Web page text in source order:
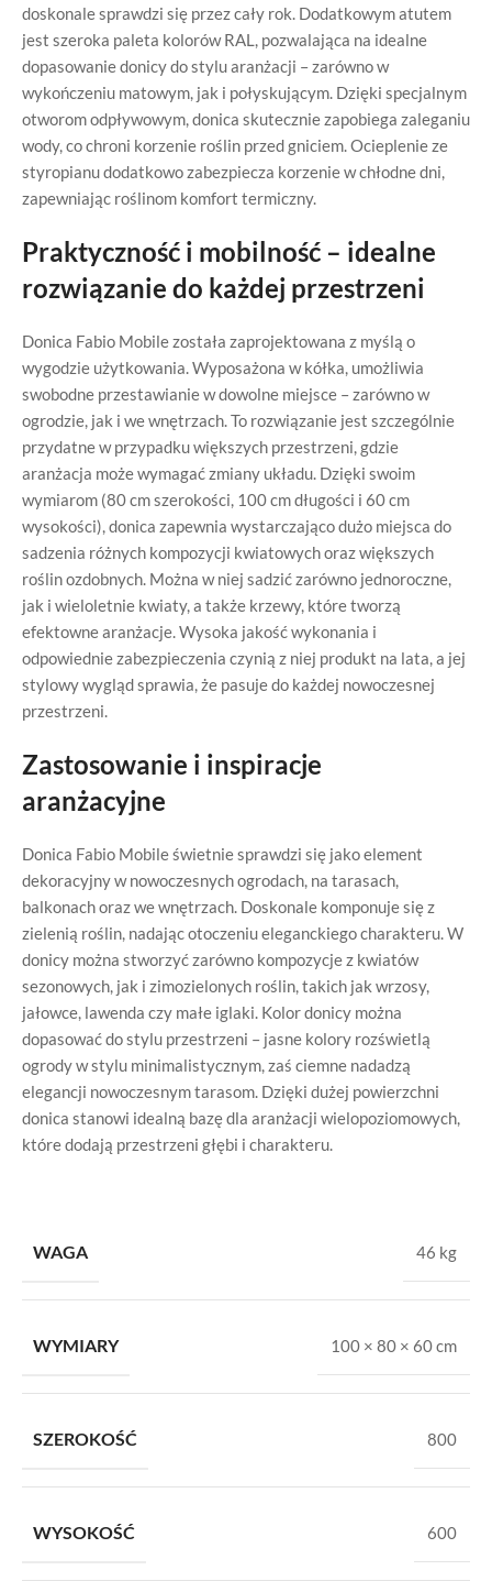
doskonale sprawdzi się przez cały rok. Dodatkowym atutem
jest szeroka paleta kolorów RAL, pozwalająca na idealne
dopasowanie donicy do stylu aranżacji – zarówno w
wykończeniu matowym, jak i połyskującym. Dzięki specjalnym
otworom odpływowym, donica skutecznie zapobiega zaleganiu
wody, co chroni korzenie roślin przed gniciem. Ocieplenie ze
styropianu dodatkowo zabezpiecza korzenie w chłodne dni,
zapewniając roślinom komfort termiczny.
Praktyczność i mobilność – idealne
rozwiązanie do każdej przestrzeni
Donica Fabio Mobile została zaprojektowana z myślą o
wygodzie użytkowania. Wyposażona w kółka, umożliwia
swobodne przestawianie w dowolne miejsce – zarówno w
ogrodzie, jak i we wnętrzach. To rozwiązanie jest szczególnie
przydatne w przypadku większych przestrzeni, gdzie
aranżacja może wymagać zmiany układu. Dzięki swoim
wymiarom (80 cm szerokości, 100 cm długości i 60 cm
wysokości), donica zapewnia wystarczająco dużo miejsca do
sadzenia różnych kompozycji kwiatowych oraz większych
roślin ozdobnych. Można w niej sadzić zarówno jednoroczne,
jak i wieloletnie kwiaty, a także krzewy, które tworzą
efektowne aranżacje. Wysoka jakość wykonania i
odpowiednie zabezpieczenia czynią z niej produkt na lata, a jej
stylowy wygląd sprawia, że pasuje do każdej nowoczesnej
przestrzeni.
Zastosowanie i inspiracje
aranżacyjne
Donica Fabio Mobile świetnie sprawdzi się jako element
dekoracyjny w nowoczesnych ogrodach, na tarasach,
balkonach oraz we wnętrzach. Doskonale komponuje się z
zielenią roślin, nadając otoczeniu eleganckiego charakteru. W
donicy można stworzyć zarówno kompozycje z kwiatów
sezonowych, jak i zimozielonych roślin, takich jak wrzosy,
jałowce, lawenda czy małe iglaki. Kolor donicy można
dopasować do stylu przestrzeni – jasne kolory rozświetlą
ogrody w stylu minimalistycznym, zaś ciemne nadadzą
elegancji nowoczesnym tarasom. Dzięki dużej powierzchni
donica stanowi idealną bazę dla aranżacji wielopoziomowych,
które dodają przestrzeni głębi i charakteru.
WAGA 46 kg
WYMIARY 100 × 80 × 60 cm
SZEROKOŚĆ 800
WYSOKOŚĆ 600